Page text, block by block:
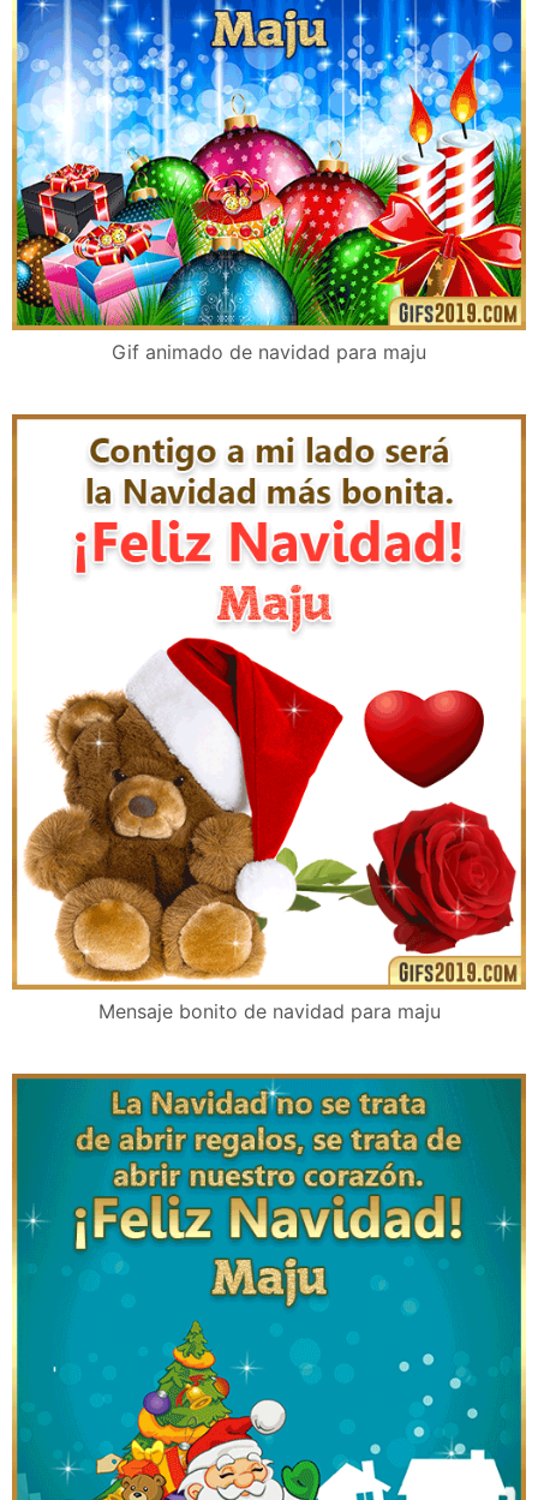
Gif animado de navidad para maju
Mensaje bonito de navidad para maju